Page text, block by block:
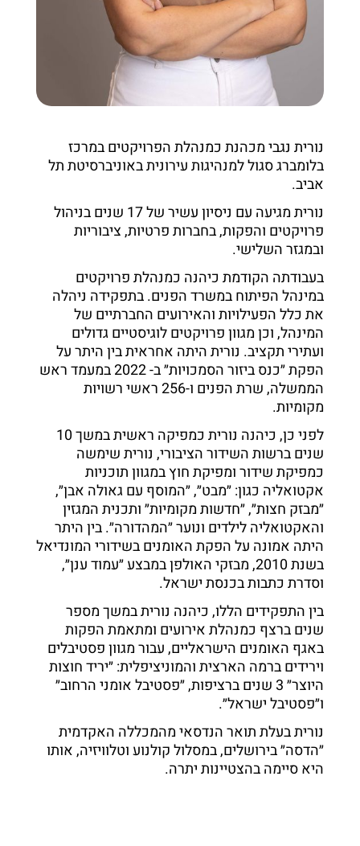
נורית נגבי מכהנת כמנהלת הפרויקטים במרכז
בלומברג סגול למנהיגות עירונית באוניברסיטת תל
אביב.
נורית מגיעה עם ניסיון עשיר של 17 שנים בניהול
פרויקטים והפקות, בחברות פרטיות, ציבוריות
ובמגזר השלישי.
בעבודתה הקודמת כיהנה כמנהלת פרויקטים
במינהל הפיתוח במשרד הפנים. בתפקידה ניהלה
את כלל הפעילויות והאירועים החברתיים של
המינהל, וכן מגוון פרויקטים לוגיסטיים גדולים
ועתירי תקציב. נורית היתה אחראית בין היתר על
הפקת ״כנס ביזור הסמכויות״ ב- 2022 במעמד ראש
הממשלה, שרת הפנים ו-256 ראשי רשויות
מקומיות.
לפני כן, כיהנה נורית כמפיקה ראשית במשך 10
שנים ברשות השידור הציבורי, נורית שימשה
כמפיקת שידור ומפיקת חוץ במגוון תוכניות
אקטואליה כגון: ״מבט״, ״המוסף עם גאולה אבן״,
״מבזק חצות״, ״חדשות מקומיות״ ותכנית המגזין
והאקטואליה לילדים ונוער ״המהדורה״. בין היתר
היתה אמונה על הפקת האומנים בשידורי המונדיאל
בשנת 2010, מבזקי האולפן במבצע ״עמוד ענן״,
וסדרת כתבות בכנסת ישראל.
בין התפקידים הללו, כיהנה נורית במשך מספר
שנים ברצף כמנהלת אירועים ומתאמת הפקות
באגף האומנים הישראליים, עבור מגוון פסטיבלים
וירידים ברמה הארצית והמוניציפלית: ״יריד חוצות
היוצר״ 3 שנים ברציפות, ״פסטיבל אומני הרחוב״
ו״פסטיבל ישראל״.
נורית בעלת תואר הנדסאי מהמכללה האקדמית
״הדסה״ בירושלים, במסלול קולנוע וטלוויזיה, אותו
היא סיימה בהצטיינות יתרה.